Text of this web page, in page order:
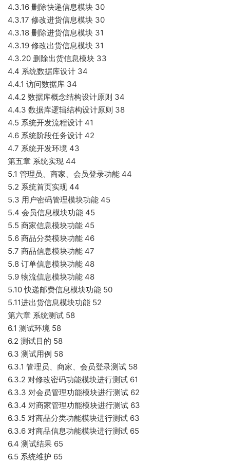
4.3.16 删除快递信息模块 30
4.3.17 修改进货信息模块 30
4.3.18 删除进货信息模块 31
4.3.19 修改出货信息模块 31
4.3.20 删除出货信息模块 33
4.4 系统数据库设计 34
4.4.1 访问数据库 34
4.4.2 数据库概念结构设计原则 34
4.4.3 数据库逻辑结构设计原则 38
4.5 系统开发流程设计 41
4.6 系统阶段任务设计 42
4.7 系统开发环境 43
第五章 系统实现 44
5.1 管理员、商家、会员登录功能 44
5.2 系统首页实现 44
5.3 用户密码管理模块功能 45
5.4 会员信息模块功能 45
5.5 商家信息模块功能 45
5.6 商品分类模块功能 46
5.7 商品信息模块功能 47
5.8 订单信息模块功能 48
5.9 物流信息模块功能 48
5.10 快递邮费信息模块功能 50
5.11进出货信息模块功能 52
第六章 系统测试 58
6.1 测试环境 58
6.2 测试目的 58
6.3 测试用例 58
6.3.1 管理员、商家、会员登录测试 58
6.3.2 对修改密码功能模块进行测试 61
6.3.3 对会员管理功能模块进行测试 62
6.3.4 对商家管理功能模块进行测试 63
6.3.5 对商品分类功能模块进行测试 63
6.3.6 对商品信息功能模块进行测试 65
6.4 测试结果 65
6.5 系统维护 65